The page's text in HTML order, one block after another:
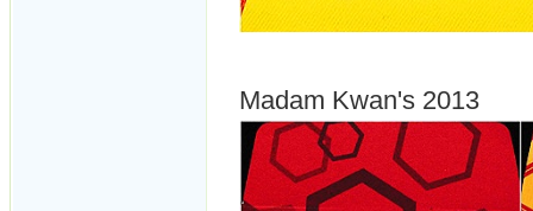
Madam Kwan's 2013